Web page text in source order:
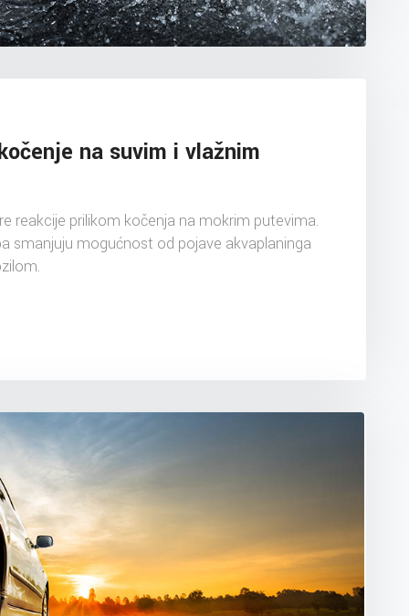
na suvim i vlažnim
reakcije prilikom kočenja na mokrim putevima.
smanjuju mogućnost od pojave akvaplaninga